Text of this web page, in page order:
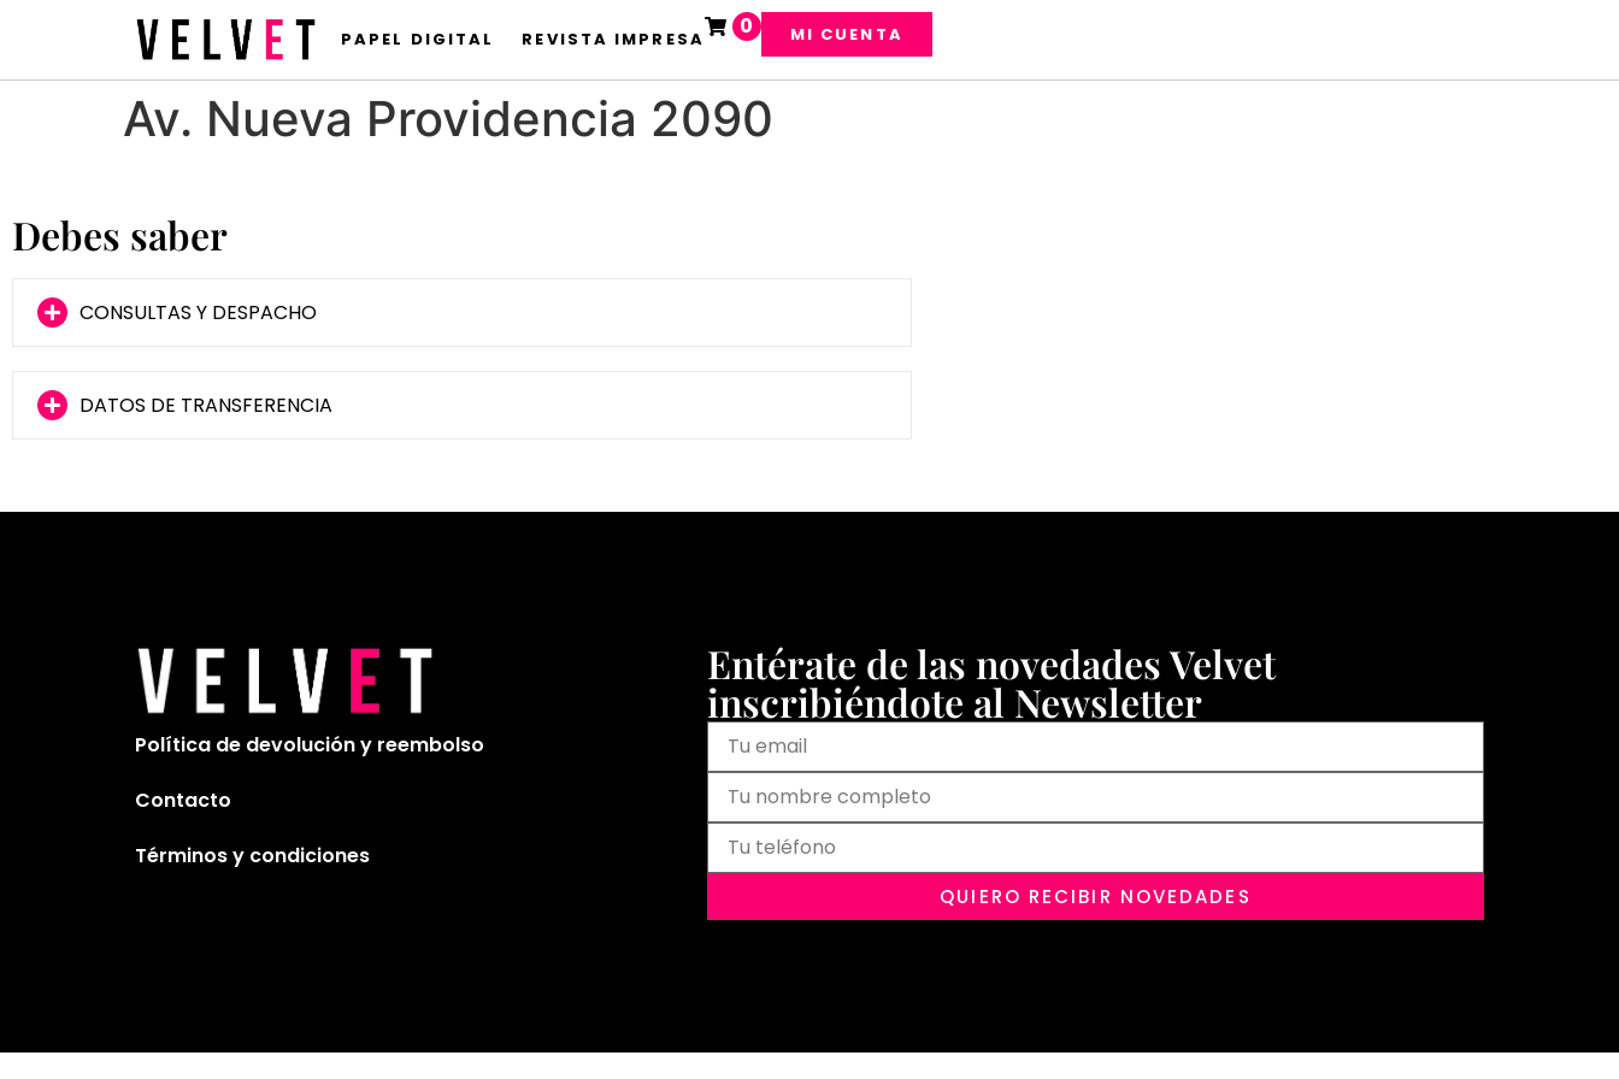
PAPEL DIGITAL REVISTA IMPRESA 0 MI CUENTA
Av. Nueva Providencia 2090
Debes saber
CONSULTAS Y DESPACHO
DATOS DE TRANSFERENCIA
Política de devolución y reembolso
Contacto
Términos y condiciones
Entérate de las novedades Velvet
inscribiéndote al Newsletter
QUIERO RECIBIR NOVEDADES